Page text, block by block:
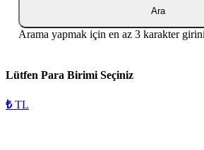
Ara
Arama yapmak için en az 3 karakter
Lütfen Para Birimi Seçiniz
₺TL